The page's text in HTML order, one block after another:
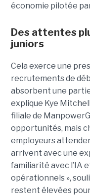
économie pilotée
Des attentes
juniors
Cela exerce une
recrutements de
absorbent une
explique Kye
filiale de
opportunités, mais
employeurs
arrivent avec une
familiarité avec l’IA
opérationnels »,
restent élevées